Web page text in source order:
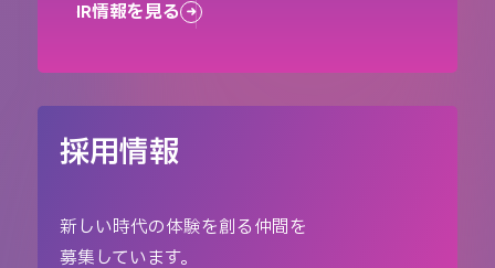
IR情報を見る
採用情報
新しい時代の体験を創る仲間を
募集しています。